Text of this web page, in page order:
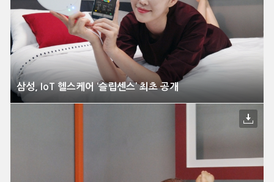
삼성, IoT 헬스케어 ‘슬립센스’ 최초 공개